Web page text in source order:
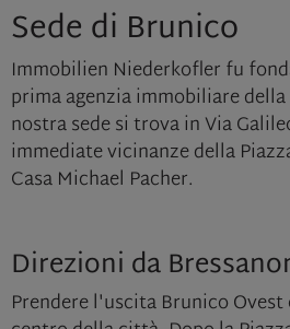
Sede di Brunico
Immobilien Niederkofler fu
prima agenzia immobiliare
nostra sede si trova in Via
immediate vicinanze della
Casa Michael Pacher.
Direzioni da
Prendere l'uscita Brunico Ovest